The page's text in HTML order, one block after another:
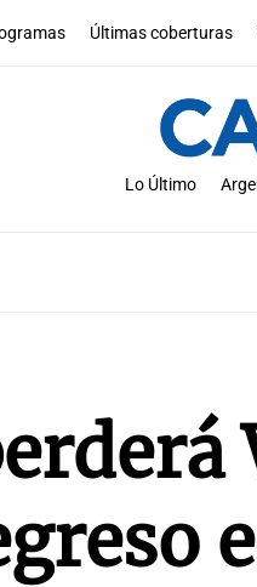
Últimas coberturas
Lo Último